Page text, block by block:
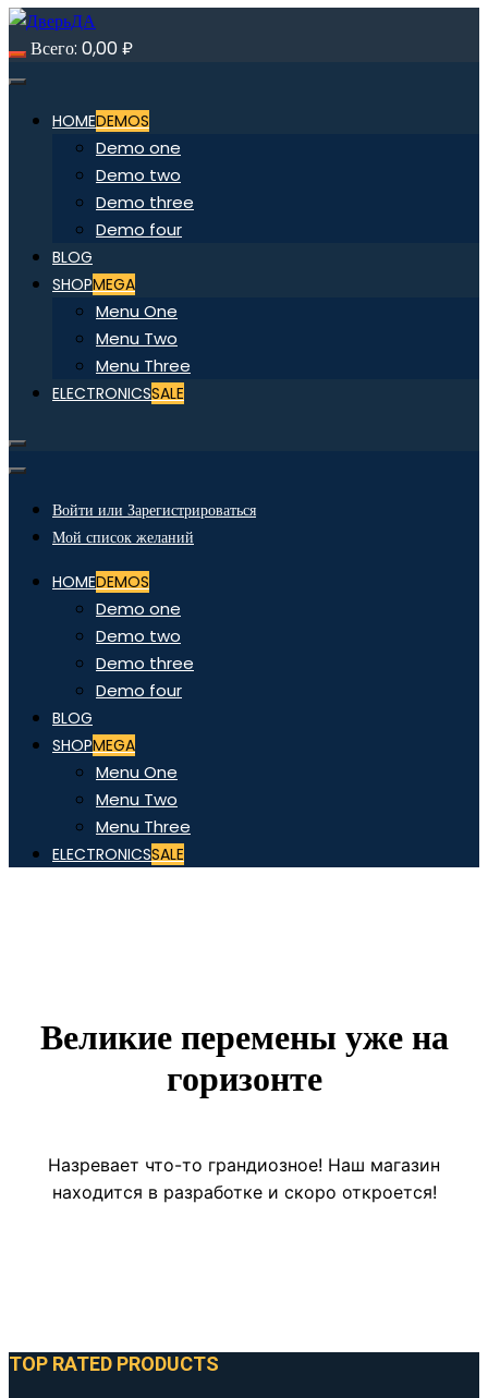
Всего: 0,00₽
HOMEDEMOS
Demo one
Demo two
Demo three
Demo four
BLOG
SHOPMEGA
Menu One
Menu Two
Menu Three
ELECTRONICSSALE
Войти или Зарегистрироваться
Мой список желаний
HOMEDEMOS
Demo one
Demo two
Demo three
Demo four
BLOG
SHOPMEGA
Menu One
Menu Two
Menu Three
ELECTRONICSSALE
Великие перемены уже на
горизонте
Назревает что-то грандиозное! Наш магазин
находится в разработке и скоро откроется!
TOP RATED PRODUCTS